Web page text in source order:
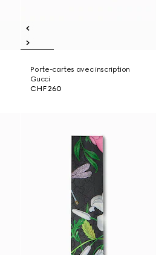
Porte-cartes avec inscription
Gucci
CHF 260